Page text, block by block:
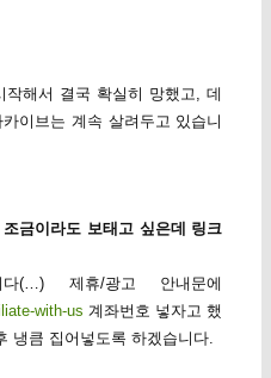
해서 결국 확실히 망했고, 데
이브는 계속 살려두고 있습니
금이라도 보태고 싶은데 링크
(…) 제휴/광고 안내문에
with-us 계좌번호 넣자고 했
냉큼 집어넣도록 하겠습니다.